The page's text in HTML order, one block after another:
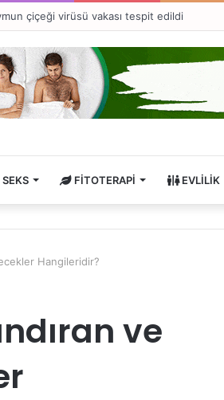
çiçeği virüsü vakası tespit edildi
FITOTERAPI EVLILIK
Hangileridir?
ve